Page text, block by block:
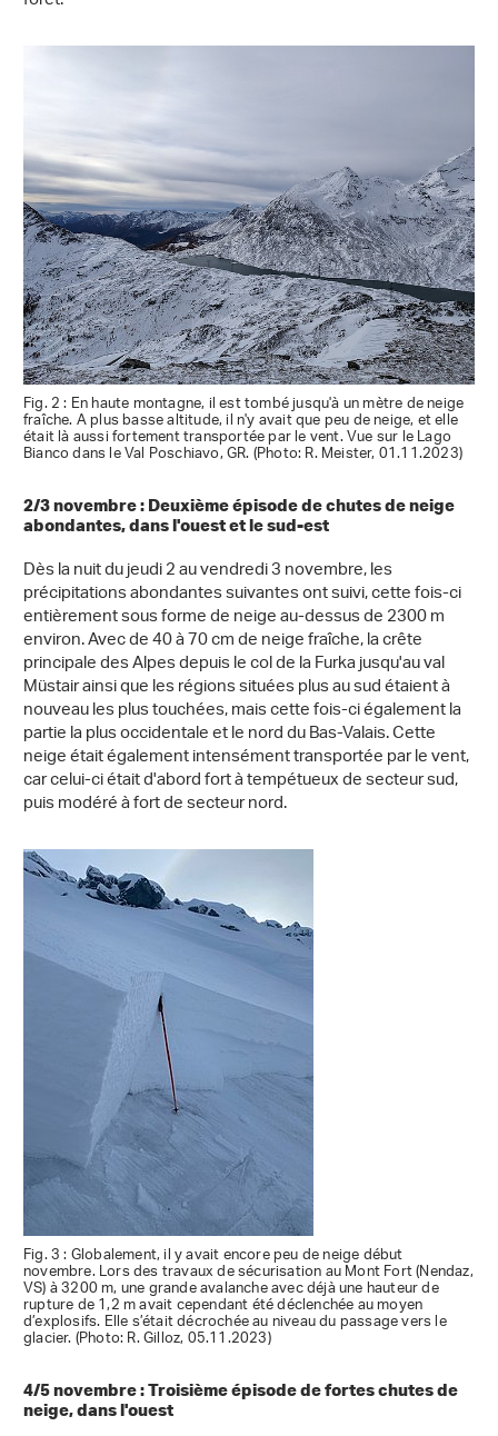
Fig. 2 : En haute montagne, il est tombé jusqu'à un mètre de neige
fraîche. A plus basse altitude, il n'y avait que peu de neige, et elle
était là aussi fortement transportée par le vent. Vue sur le Lago
Bianco dans le Val Poschiavo, GR. (Photo: R. Meister, 01.11.2023)
2/3 novembre : Deuxième épisode de chutes de neige
abondantes, dans l'ouest et le sud-est
Dès la nuit du jeudi 2 au vendredi 3 novembre, les
précipitations abondantes suivantes ont suivi, cette fois-ci
entièrement sous forme de neige au-dessus de 2300 m
environ. Avec de 40 à 70 cm de neige fraîche, la crête
principale des Alpes depuis le col de la Furka jusqu'au val
Müstair ainsi que les régions situées plus au sud étaient à
nouveau les plus touchées, mais cette fois-ci également la
partie la plus occidentale et le nord du Bas-Valais. Cette
neige était également intensément transportée par le vent,
car celui-ci était d'abord fort à tempétueux de secteur sud,
puis modéré à fort de secteur nord.
Fig. 3 : Globalement, il y avait encore peu de neige début
novembre. Lors des travaux de sécurisation au Mont Fort (Nendaz,
VS) à 3200 m, une grande avalanche avec déjà une hauteur de
rupture de 1,2 m avait cependant été déclenchée au moyen
d’explosifs. Elle s’était décrochée au niveau du passage vers le
glacier. (Photo: R. Gilloz, 05.11.2023)
4/5 novembre : Troisième épisode de fortes chutes de
neige, dans l'ouest